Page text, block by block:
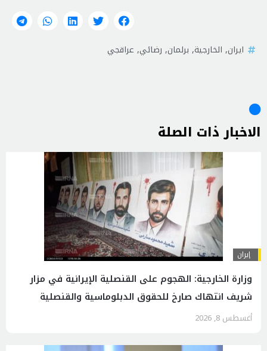
ايران, الخارجية, برلمان, رضائي, عراقجي
الاخبار ذات الصلة
إيران
وزارة الخارجية: الهجوم على القنصلية الإيرانية في مزار
شريف انتهاك صارخ للحقوق الدبلوماسية والقنصلية
أغسطس 8, 2026